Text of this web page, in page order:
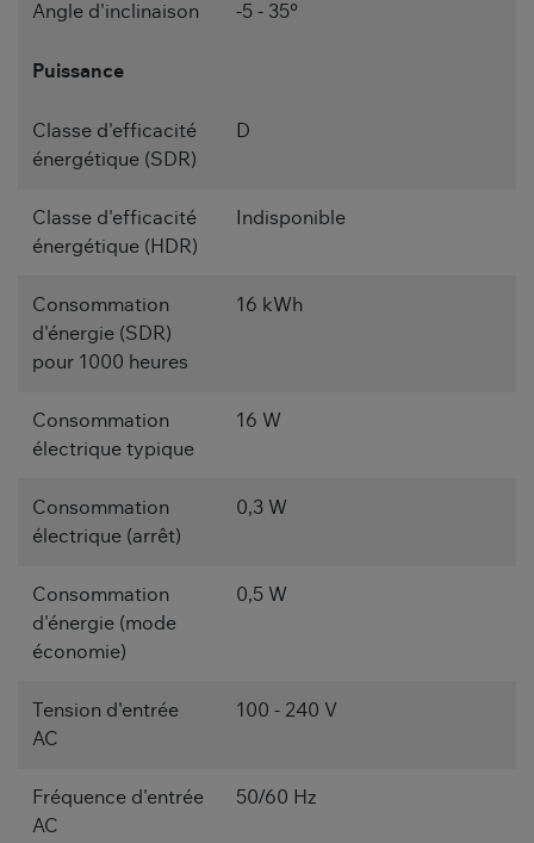
Angle d'inclinaison -5 - 35°
Puissance
Classe d'efficacité
énergétique (SDR)
D
Classe d'efficacité
énergétique (HDR)
Indisponible
Consommation
d'énergie (SDR)
pour 1000 heures
16 kWh
Consommation
électrique typique
16 W
Consommation
électrique (arrêt)
0,3 W
Consommation
d'énergie (mode
économie)
0,5 W
Tension d'entrée
AC
100 - 240 V
Fréquence d'entrée
AC
50/60 Hz